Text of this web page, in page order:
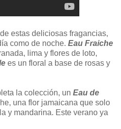
estas deliciosas fragancias,
como de noche. Eau Fraiche
lima y flores de loto,
es un floral a base de rosas y
la colección, un Eau de
una flor jamaicana que solo
y mandarina. Este verano ya